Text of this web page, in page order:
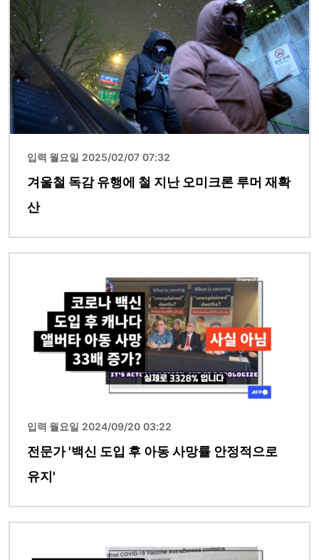
입력 월요일 2025/02/07 07:32
겨울철 독감 유행에 철 지난 오미크론 루머 재확
산
입력 월요일 2024/09/20 03:22
전문가 '백신 도입 후 아동 사망률 안정적으로
유지'